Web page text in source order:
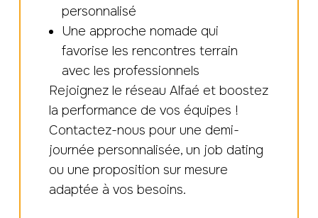
personnalisé
Une approche nomade qui
favorise les rencontres terrain
avec les professionnels
Rejoignez le réseau Alfaé et boostez
la performance de vos équipes !
Contactez-nous pour une demi-
journée personnalisée, un job dating
ou une proposition sur mesure
adaptée à vos besoins.